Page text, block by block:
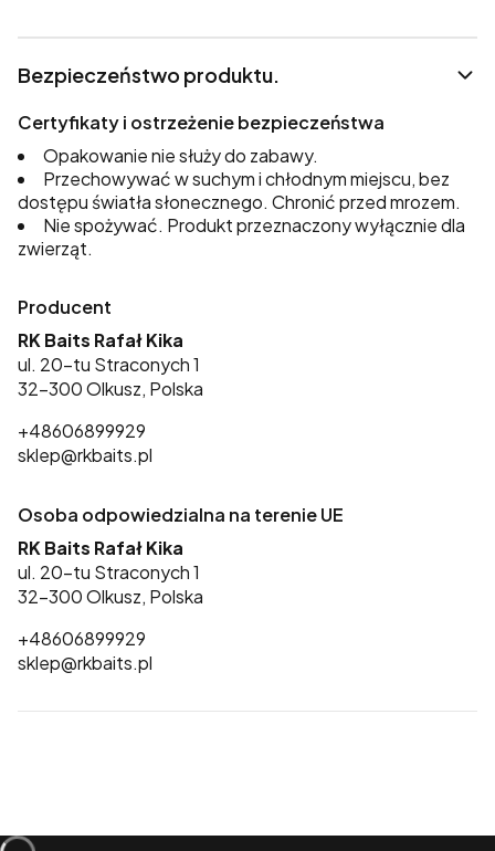
Bezpieczeństwo produktu.
Certyfikaty i ostrzeżenie bezpieczeństwa
Opakowanie nie służy do zabawy.
Przechowywać w suchym i chłodnym miejscu, bez
dostępu światła słonecznego. Chronić przed mrozem.
Nie spożywać. Produkt przeznaczony wyłącznie dla
zwierząt.
Producent
RK Baits Rafał Kika
ul. 20-tu Straconych 1
32-300 Olkusz, Polska
+48606899929
sklep@rkbaits.pl
Osoba odpowiedzialna na terenie UE
RK Baits Rafał Kika
ul. 20-tu Straconych 1
32-300 Olkusz, Polska
+48606899929
sklep@rkbaits.pl